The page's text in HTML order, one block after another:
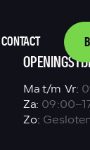
CONTACT
Ma t/m Vr:
Za:
Zo: